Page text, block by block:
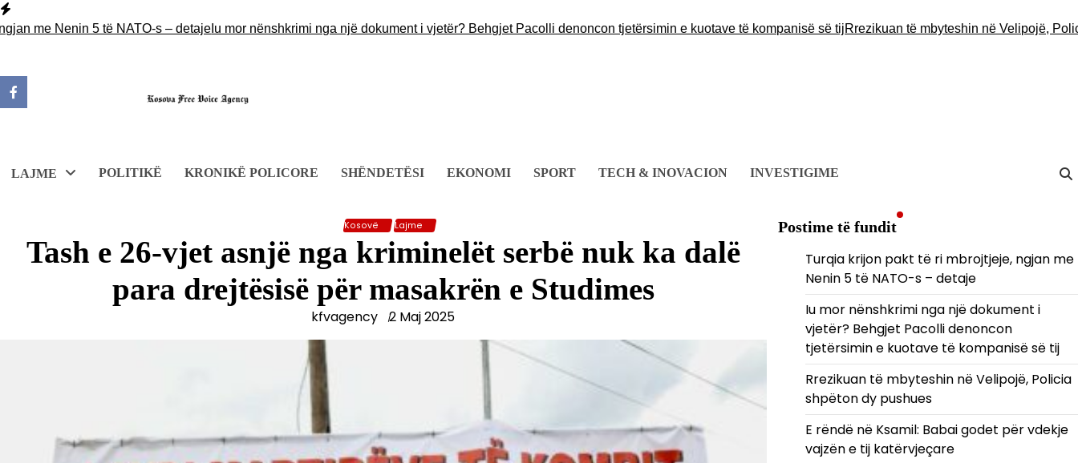
Skip
to
Nenin 5 të NATO-s – detajeIu mor nënshkrimi nga një dokument i vjetër? Behgjet Pacolli denoncon tjetërsimin e kuotave të kompanisë së tijRrezikuan të mbyteshin në Velipojë, Policia
LAJME POLITIKË KRONIKË POLICORE SHËNDETËSI EKONOMI SPORT TECH & INOVACION INVESTIGIME
Kosovë Lajme
Tash e 26-vjet asnjë nga kriminelët serbë nuk ka dalë
para drejtësisë për masakrën e Studimes
kfvagency 2 Maj 2025
Postime të fundit
Turqia krijon pakt të ri mbrojtjeje, ngjan me
Nenin 5 të NATO-s – detaje
Iu mor nënshkrimi nga një dokument i
vjetër? Behgjet Pacolli denoncon
tjetërsimin e kuotave të kompanisë së tij
Rrezikuan të mbyteshin në Velipojë, Policia
shpëton dy pushues
E rëndë në Ksamil: Babai godet për vdekje
vajzën e tij katërvjeçare